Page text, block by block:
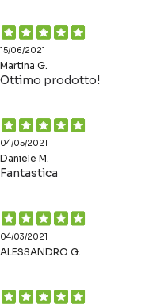
15/06/2021
Martina G.
Ottimo prodotto!
04/05/2021
Daniele M.
Fantastica
04/03/2021
ALESSANDRO G.